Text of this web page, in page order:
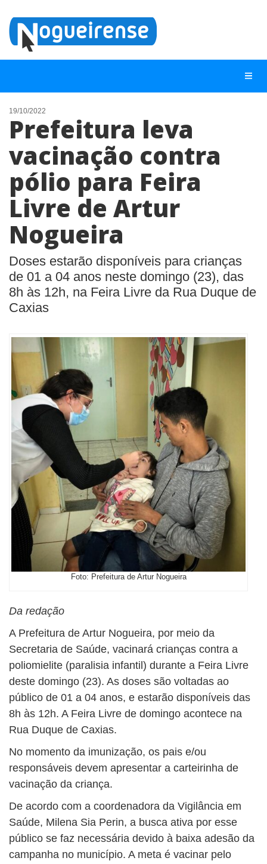
NOTÍCIAS
LISTA DIGITAL
TELEFONES ÚTEIS
QUEM SOMOS
CONTATO
ANUNCIE
BUSCAR
19/10/2022
Prefeitura leva
vacinação contra
pólio para Feira
Livre de Artur
Nogueira
Doses estarão disponíveis para crianças
de 01 a 04 anos neste domingo (23), das
8h às 12h, na Feira Livre da Rua Duque de
Caxias
Foto: Prefeitura de Artur Nogueira
Da redação
A Prefeitura de Artur Nogueira, por meio da
Secretaria de Saúde, vacinará crianças contra a
poliomielite (paralisia infantil) durante a Feira Livre
deste domingo (23). As doses são voltadas ao
público de 01 a 04 anos, e estarão disponíveis das
8h às 12h. A Feira Livre de domingo acontece na
Rua Duque de Caxias.
No momento da imunização, os pais e/ou
responsáveis devem apresentar a carteirinha de
vacinação da criança.
De acordo com a coordenadora da Vigilância em
Saúde, Milena Sia Perin, a busca ativa por esse
público se faz necessária devido à baixa adesão da
campanha no município. A meta é vacinar pelo